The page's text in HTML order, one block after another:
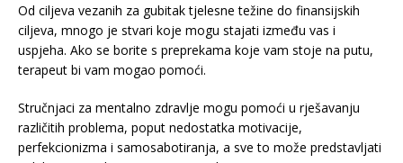
Od ciljeva vezanih za gubitak tjelesne težine do finansijskih
ciljeva, mnogo je stvari koje mogu stajati između vas i
uspjeha. Ako se borite s preprekama koje vam stoje na putu,
terapeut bi vam mogao pomoći.
Stručnjaci za mentalno zdravlje mogu pomoći u rješavanju
različitih problema, poput nedostatka motivacije,
perfekcionizma i samosabotiranja, a sve to može predstavljati